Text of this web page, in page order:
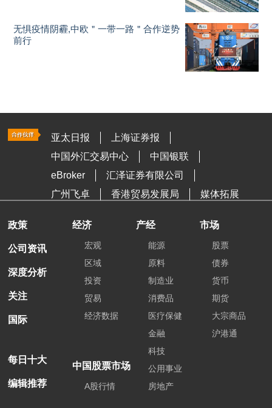
无惧疫情阴霾,中欧＂一带一路＂合作逆势
前行
亚太日报
上海证券报
中国外汇交易中心
中国银联
eBroker
汇泽证券有限公司
广州飞卓
香港贸易发展局 媒体拓展
政策
公司资讯
深度分析
关注
国际
每日十大
编辑推荐
经济
宏观
区域
投资
贸易
经济数据
中国股票市场
A股行情
产经
能源
原料
制造业
消费品
医疗保健
金融
科技
公用事业
房地产
市场
股票
债券
货币
期货
大宗商品
沪港通